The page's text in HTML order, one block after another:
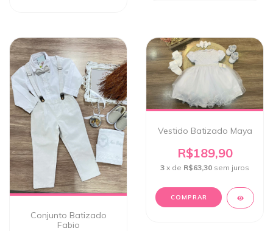
Conjunto Batizado
Fabio
Vestido Batizado Maya
R$189,90
3 x de R$63,30 sem juros
COMPRAR